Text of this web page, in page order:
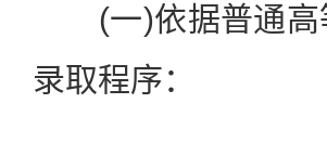
(一)依据普通高
录取程序：